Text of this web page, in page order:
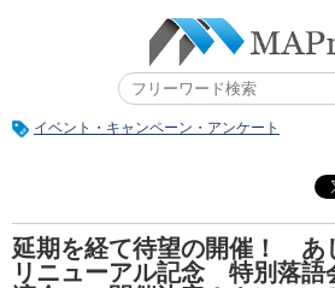
イベント・キャンペーン・アンケート
延期を経て待望の開催！ あ
リニューアル記念 特別落語